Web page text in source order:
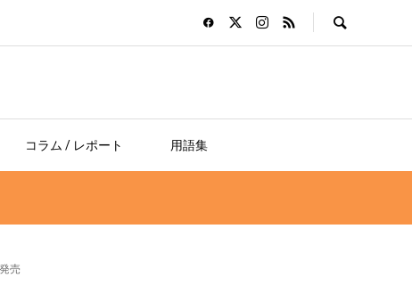
コラム / レポート 用語集
売